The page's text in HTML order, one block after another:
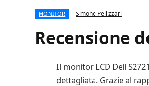
MONITOR Simone Pellizzari
Recensione
Il monitor LCD Dell
dettagliata. Grazie al